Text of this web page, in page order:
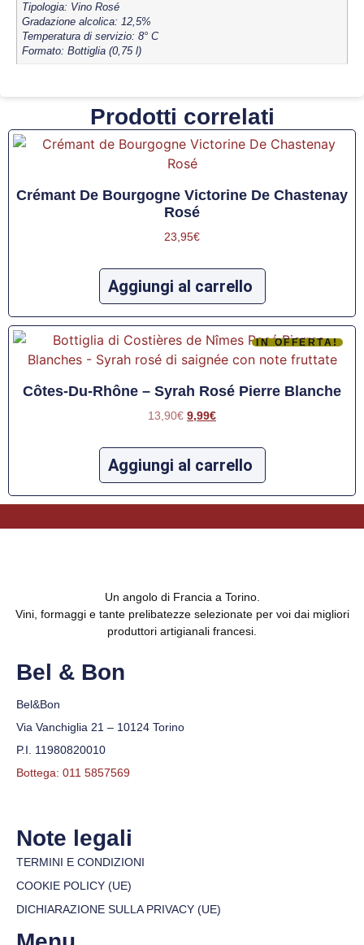
Tipologia: Vino Rosé
Gradazione alcolica: 12,5%
Temperatura di servizio: 8° C
Formato: Bottiglia (0,75 l)
Prodotti correlati
Crémant De Bourgogne Victorine De Chastenay
Rosé
23,95€
Aggiungi al carrello
IN OFFERTA!
Côtes-Du-Rhône – Syrah Rosé Pierre Blanche
13,90€ 9,99€
Aggiungi al carrello
Un angolo di Francia a Torino.
Vini, formaggi e tante prelibatezze selezionate per voi dai migliori
produttori artigianali francesi.
Bel & Bon
Bel&Bon
Via Vanchiglia 21 – 10124 Torino
P.I. 11980820010
Bottega: 011 5857569
Note legali
TERMINI E CONDIZIONI
COOKIE POLICY (UE)
DICHIARAZIONE SULLA PRIVACY (UE)